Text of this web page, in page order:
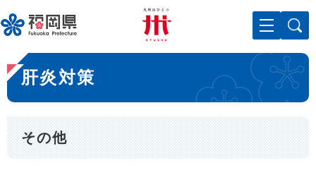
ー
ジ
先
頭
で
。
メニューを飛ばして本文へ
本
文
肝炎対策
その他